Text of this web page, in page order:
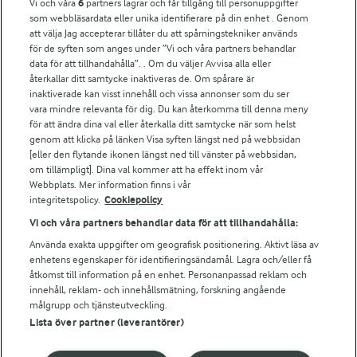
För ägare
Arlas kundportal
Arla.com
Falbygdens Ost
Arla webbshop
Bildbank
Följ oss
© 2026 Arla Foods
Vi och våra6 partners lagrar och får tillgång till personuppgifter
som webbläsardata eller unika identifierare på din enhet . Genom
att välja Jag accepterar tillåter du att spårningstekniker används
för de syften som anges under ”Vi och våra partners behandlar
data för att tillhandahålla”. . Om du väljer Avvisa alla eller
återkallar ditt samtycke inaktiveras de. Om spårare är
inaktiverade kan visst innehåll och vissa annonser som du ser
vara mindre relevanta för dig. Du kan återkomma till denna meny
för att ändra dina val eller återkalla ditt samtycke när som helst
genom att klicka på länken Visa syften längst ned på webbsidan
[eller den flytande ikonen längst ned till vänster på webbsidan,
om tillämpligt]. Dina val kommer att ha effekt inom vår
Webbplats. Mer information finns i vår
integritetspolicy. Cookiepolicy
Vi och våra partners behandlar data för att tillhandahålla:
Använda exakta uppgifter om geografisk positionering. Aktivt läsa av
enhetens egenskaper för identifieringsändamål. Lagra och/eller få
åtkomst till information på en enhet. Personanpassad reklam och
innehåll, reklam- och innehållsmätning, forskning angående
målgrupp och tjänsteutveckling.
Lista över partner (leverantörer)